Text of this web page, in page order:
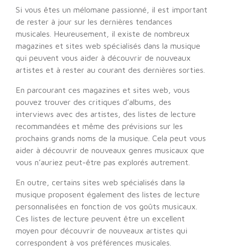
Si vous êtes un mélomane passionné, il est important
de rester à jour sur les dernières tendances
musicales. Heureusement, il existe de nombreux
magazines et sites web spécialisés dans la musique
qui peuvent vous aider à découvrir de nouveaux
artistes et à rester au courant des dernières sorties.
En parcourant ces magazines et sites web, vous
pouvez trouver des critiques d’albums, des
interviews avec des artistes, des listes de lecture
recommandées et même des prévisions sur les
prochains grands noms de la musique. Cela peut vous
aider à découvrir de nouveaux genres musicaux que
vous n’auriez peut-être pas explorés autrement.
En outre, certains sites web spécialisés dans la
musique proposent également des listes de lecture
personnalisées en fonction de vos goûts musicaux.
Ces listes de lecture peuvent être un excellent
moyen pour découvrir de nouveaux artistes qui
correspondent à vos préférences musicales.